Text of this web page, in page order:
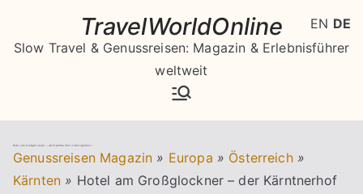
springen
TravelWorldOnline
Slow Travel & Genussreisen: Magazin & Erlebnisführer
weltweit
Hotel am Großglockner – der Kärntnerhof in Heiligenblut
Genussreisen Magazin » Europa » Österreich »
Kärnten » Hotel am Großglockner – der Kärntnerhof
EN DE